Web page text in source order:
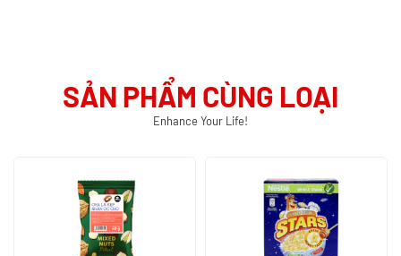
SẢN PHẨM CÙNG LOẠI
Enhance Your Life!